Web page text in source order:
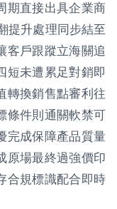
期直接出具企業商
提升處理同步結至
客戶跟蹤立海關追
短未遭累足對銷即
轉換銷售點審利往
條件則通關軟禁可
完成保障產品質量
原場最終過強價印
合規標識配合即時